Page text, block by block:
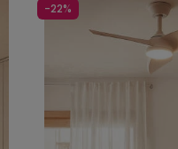
-22%